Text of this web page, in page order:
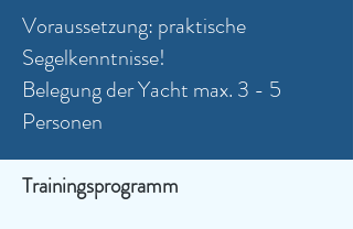
Voraussetzung: praktische
Segelkenntnisse!
Belegung der Yacht max. 3 - 5
Personen
Trainingsprogramm